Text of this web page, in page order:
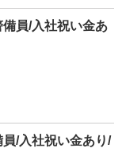
員/入社祝い金あ
/入社祝い金あり/